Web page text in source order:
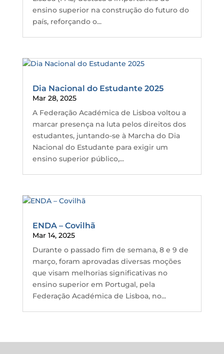
ensino superior na construção do futuro do
país, reforçando o...
Dia Nacional do Estudante 2025
Mar 28, 2025
A Federação Académica de Lisboa voltou a
marcar presença na luta pelos direitos dos
estudantes, juntando-se à Marcha do Dia
Nacional do Estudante para exigir um
ensino superior público,...
ENDA – Covilhã
Mar 14, 2025
Durante o passado fim de semana, 8 e 9 de
março, foram aprovadas diversas moções
que visam melhorias significativas no
ensino superior em Portugal, pela
Federação Académica de Lisboa, no...